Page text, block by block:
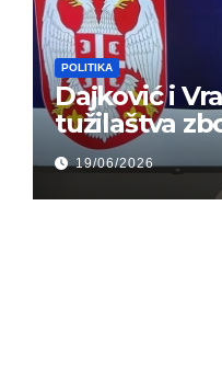
POLITIKA
Dajković i
tužilaštva
gusle
19/06/2026